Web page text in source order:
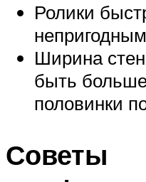
Ролики
Ширина
быть
половинки
Советы